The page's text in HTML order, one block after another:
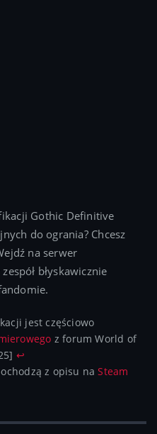
Gothic Definitive
do ogrania? Chcesz
na serwer
błyskawicznie
jest częściowo
z forum World of
↩︎
z opisu naSteam